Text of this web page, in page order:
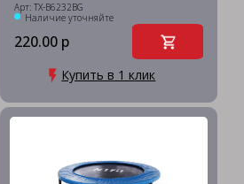
Арт: TX-B6232BG
Наличие уточняйте
220.00 р
Купить в 1 клик